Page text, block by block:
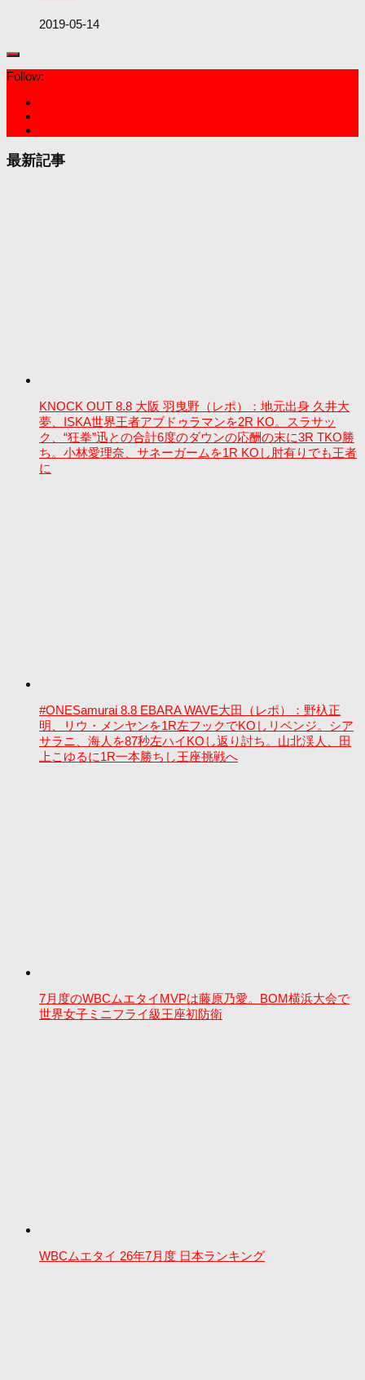
2019-05-14
Follow:
最新記事
KNOCK OUT 8.8 大阪 羽曳野（レポ）：地元出身 久井大
夢、ISKA世界王者アブドゥラマンを2R KO。スラサッ
ク、“狂拳”迅との合計6度のダウンの応酬の末に3R TKO勝
ち。小林愛理奈、サネーガームを1R KOし肘有りでも王者
に
#ONESamurai 8.8 EBARA WAVE大田（レポ）：野杁正
明、リウ・メンヤンを1R左フックでKOしリベンジ。シア
サラニ、海人を87秒左ハイKOし返り討ち。山北渓人、田
上こゆるに1R一本勝ちし王座挑戦へ
7月度のWBCムエタイMVPは藤原乃愛。BOM横浜大会で
世界女子ミニフライ級王座初防衛
WBCムエタイ 26年7月度 日本ランキング